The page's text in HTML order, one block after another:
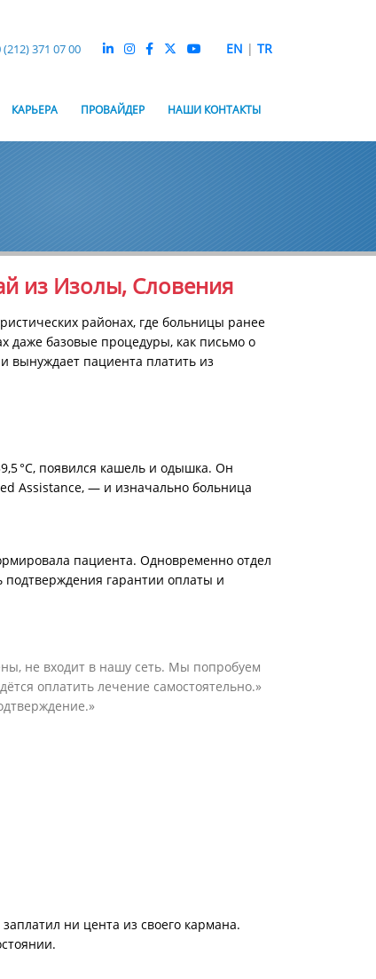
(212) 371 07 00 EN | TR
КАРЬЕРА ПРОВАЙДЕР НАШИ КОНТАКТЫ
из Изолы, Словения
районах, где больницы ранее
даже базовые процедуры, как письмо о
вынуждает пациента платить из
°C, появился кашель и одышка. Он
Assistance, — и изначально больница
пациента. Одновременно отдел
подтверждения гарантии оплаты и
не входит в нашу сеть. Мы попробуем
оплатить лечение самостоятельно.»
ни цента из своего кармана.